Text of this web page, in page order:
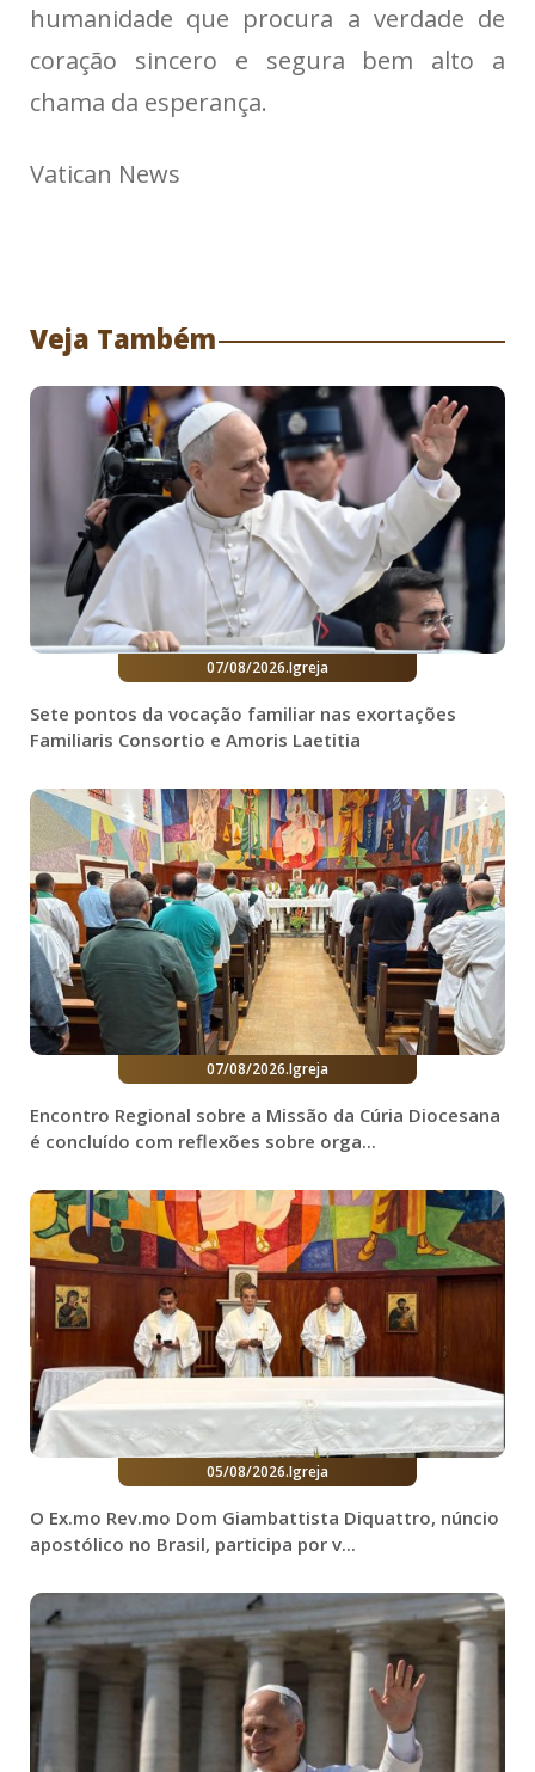
humanidade que procura a verdade de
coração sincero e segura bem alto a
chama da esperança.
Vatican News
Veja Também
07/08/2026.Igreja
Sete pontos da vocação familiar nas exortações
Familiaris Consortio e Amoris Laetitia
07/08/2026.Igreja
Encontro Regional sobre a Missão da Cúria Diocesana
é concluído com reflexões sobre orga...
05/08/2026.Igreja
O Ex.mo Rev.mo Dom Giambattista Diquattro, núncio
apostólico no Brasil, participa por v...